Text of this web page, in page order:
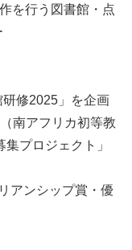
を行う図書館・点
研修2025」を企画
南アフリカ初等教
プロジェクト」
アンシップ賞・優